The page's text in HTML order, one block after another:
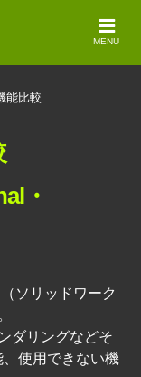
MENU
能比較
・
ソリッドワーク
ダリングなどそ
使用できない機